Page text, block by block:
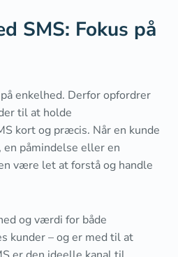
SMS: Fokus på
enkelhed. Derfor opfordrer
til at holde
kort og præcis. Når en kunde
påmindelse eller en
være let at forstå og handle
og værdi for både
kunder – og er med til at